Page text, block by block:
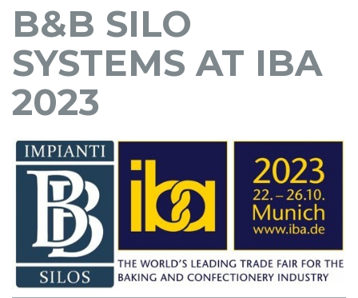
B&B SILO
SYSTEMS AT IBA
2023